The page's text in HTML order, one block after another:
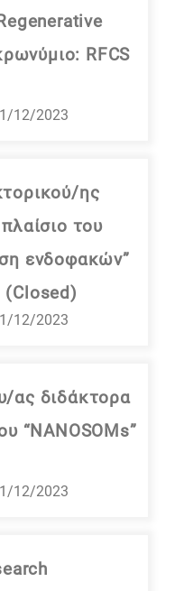
RFCS
1/12/2023
ης
του
ενδοφακών”
1/12/2023
ας διδάκτορα
“NANOSOMs”
1/12/2023